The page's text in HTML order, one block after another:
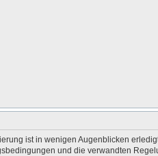
ist in wenigen Augenblicken
und die verwandten